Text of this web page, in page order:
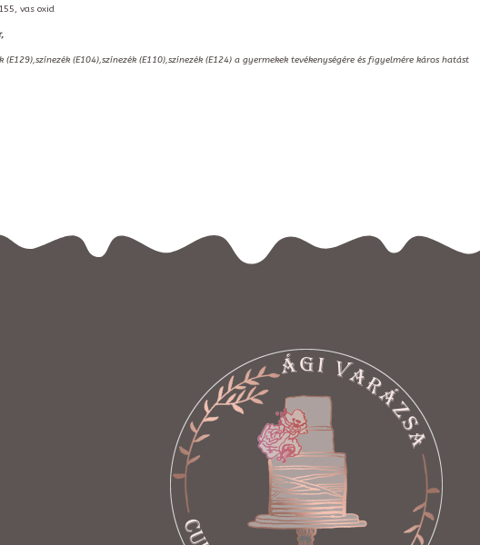
vas oxid
(E104),színezék (E110),színezék (E124) a gyermekek tevékenységére és figyelmére káros hatást